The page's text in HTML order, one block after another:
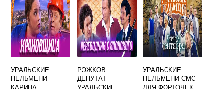
УРАЛЬСКИЕ
ПЕЛЬМЕНИ
КАРИНА
РОЖКОВ
ДЕПУТАТ
УРАЛЬСКИЕ
УРАЛЬСКИЕ
ПЕЛЬМЕНИ СМС
ДЛЯ ФОРТОЧЕК